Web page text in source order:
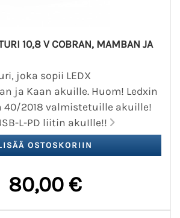
10,8 V COBRAN, MAMBAN JA
joka sopii LEDX
ja Kaan akuille. Huom! Ledxin
40/2018 valmistetuille akuille!
L-PD liitin akuIlle!!
80,00 €